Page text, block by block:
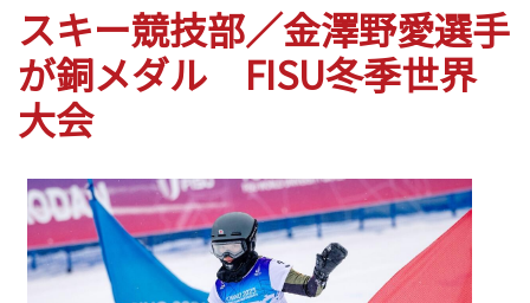
スキー競技部／金澤野愛選手
が銅メダル FISU冬季世界
大会